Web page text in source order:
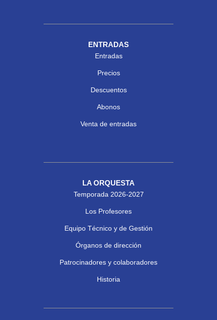
ENTRADAS
Entradas
Precios
Descuentos
Abonos
Venta de entradas
LA ORQUESTA
Temporada 2026-2027
Los Profesores
Equipo Técnico y de Gestión
Órganos de dirección
Patrocinadores y colaboradores
Historia